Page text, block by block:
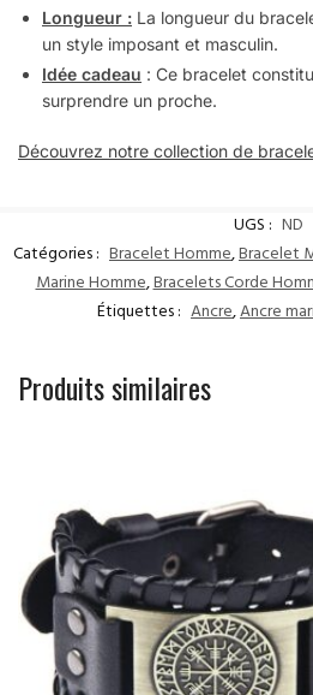
Longueur : La longueur du
un style imposant et masculin.
Idée cadeau : Ce bracelet
surprendre un proche.
Découvrez notre collection de
UGS : ND
Catégories : Bracelet Homme,Bracelet
Marine Homme,Bracelets Corde
Étiquettes : Ancre,Ancre
Produits similaires